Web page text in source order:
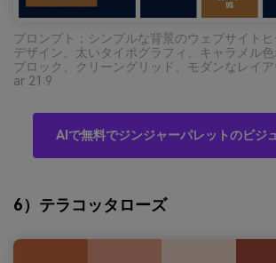
プロンプト：シンプルな背景のウェブサイト
デザイン。太いタイポグラフィ、キャラメル
ブロック、クリーングリッド、モダンなレイ
ar 21:9
AIで無料でジンジャーパレットのビジ
6）テラコッタローズ